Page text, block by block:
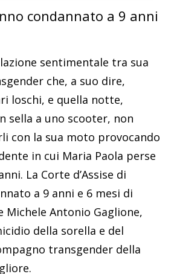
condannato a 9 anni
sentimentale tra sua
che, a suo dire,
loschi, e quella notte,
sella a uno scooter, non
con la sua moto provocando
in cui Maria Paola perse
La Corte d’Assise di
a 9 anni e 6 mesi di
Michele Antonio Gaglione,
della sorella e del
transgender della